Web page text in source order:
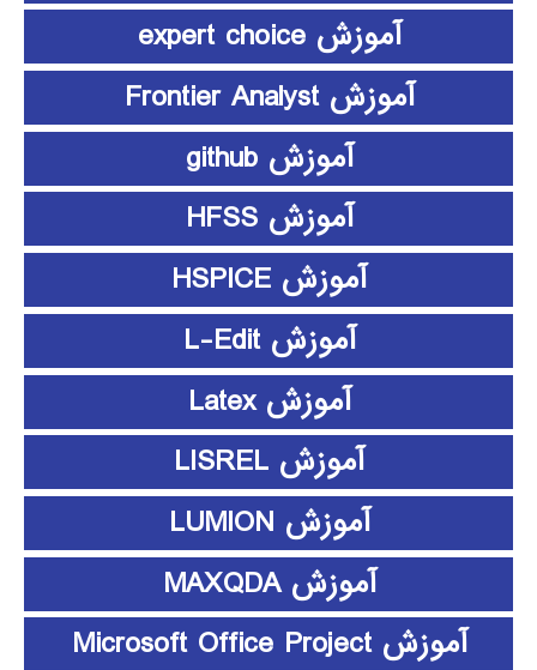
آموزش expert choice
آموزش Frontier Analyst
آموزش github
آموزش HFSS
آموزش HSPICE
آموزش L-Edit
آموزش Latex
آموزش LISREL
آموزش LUMION
آموزش MAXQDA
آموزش Microsoft Office Project